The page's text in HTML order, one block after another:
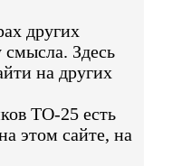
других
смысла. Здесь
на других
ТО-25 есть
этом сайте, на